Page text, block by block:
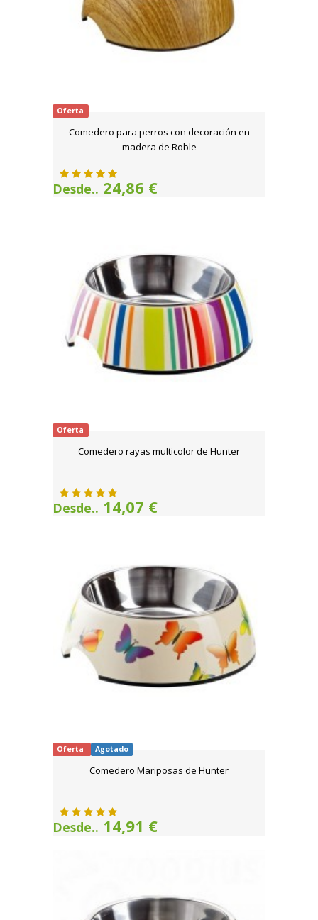
Oferta
Comedero para perros con decoración en
madera de Roble
Desde.. 24,86 €
Oferta
Comedero rayas multicolor de Hunter
Desde.. 14,07 €
Oferta Agotado
Comedero Mariposas de Hunter
Desde.. 14,91 €